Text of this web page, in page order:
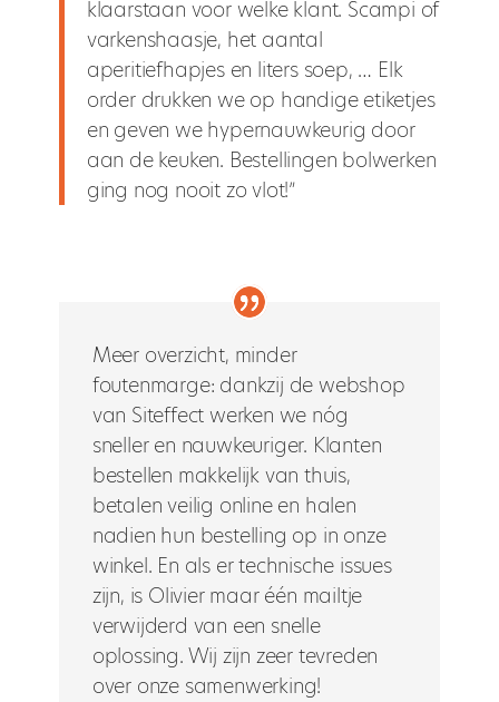
klaarstaan voor welke klant. Scampi of
varkenshaasje, het aantal
aperitiefhapjes en liters soep, … Elk
order drukken we op handige etiketjes
en geven we hypernauwkeurig door
aan de keuken. Bestellingen bolwerken
ging nog nooit zo vlot!”
Meer overzicht, minder
foutenmarge: dankzij de webshop
van Siteffect werken we nóg
sneller en nauwkeuriger. Klanten
bestellen makkelijk van thuis,
betalen veilig online en halen
nadien hun bestelling op in onze
winkel. En als er technische issues
zijn, is Olivier maar één mailtje
verwijderd van een snelle
oplossing. Wij zijn zeer tevreden
over onze samenwerking!